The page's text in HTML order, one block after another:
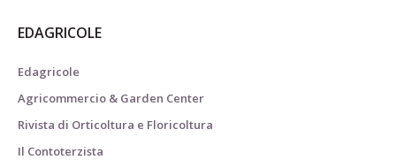
EDAGRICOLE
Edagricole
Agricommercio & Garden Center
Rivista di Orticoltura e Floricoltura
Il Contoterzista